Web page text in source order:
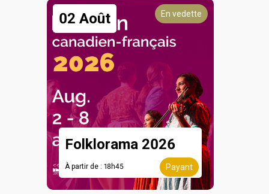
02 Août En vedette
Folklorama 2026
À partir de : 18h45 Payant